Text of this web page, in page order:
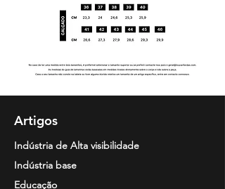
Artigos
Indústria de Alta visibilidade
Indústria base
Educação